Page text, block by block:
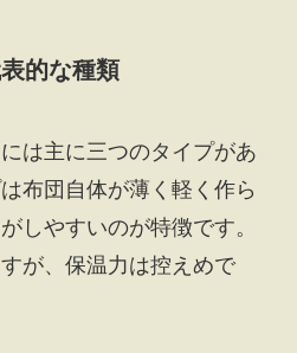
的な種類
は主に三つのタイプがあ
布団自体が薄く軽く作ら
しやすいのが特徴です。
が、保温力は控えめで